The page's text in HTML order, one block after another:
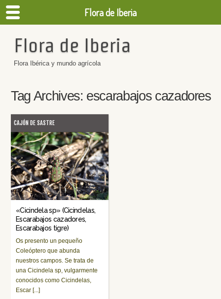
Flora de Iberia
Flora Ibérica y mundo agrícola
Tag Archives: escarabajos cazadores
CAJÓN DE SASTRE
«Cicindela sp» (Cicindelas,
Escarabajos cazadores,
Escarabajos tigre)
Os presento un pequeño
Coleóptero que abunda
nuestros campos. Se trata de
una Cicindela sp, vulgarmente
conocidos como Cicindelas,
Escar [...]
Flora de Iberia